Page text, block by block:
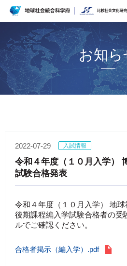
お知ら
2022-07-29 入試情報
令和４年度（１０月入学）
試験合格発表
令和４年度（１０月入学） 地
後期課程編入学試験合格者の受
ルでご確認ください。
合格者掲示（編入学）.pdf